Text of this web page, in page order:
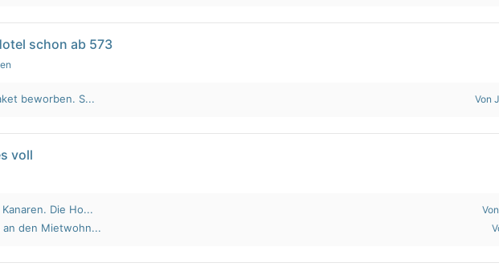
schon ab 573
beworben. S... Von
voll
Die Ho...
an den Mietwohn...